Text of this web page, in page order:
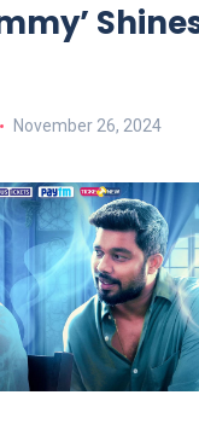
November 26, 2024